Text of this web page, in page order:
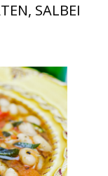
SALBEI U